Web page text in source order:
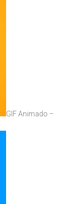
GIF Animado –